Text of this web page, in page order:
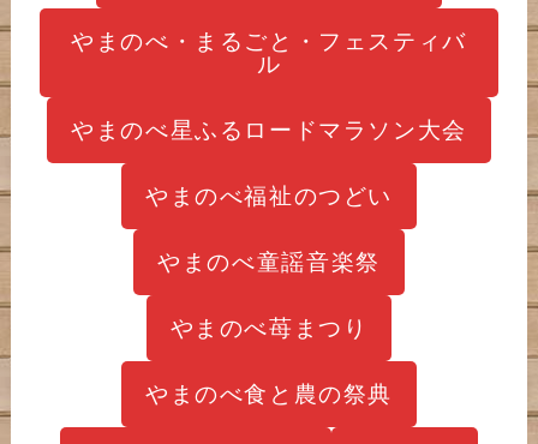
やまのべ・まるごと・フェスティバ
ル
やまのべ星ふるロードマラソン大会
やまのべ福祉のつどい
やまのべ童謡音楽祭
やまのべ苺まつり
やまのべ食と農の祭典